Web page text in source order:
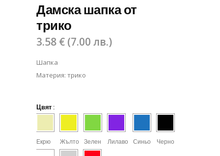
Дамска шапка от
трико
3.58 € (7.00 лв.)
Шапка
Материя: трико
Цвят :
Екрю Жълто Зелен Лилаво Синьо Черно